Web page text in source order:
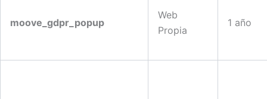
moove_gdpr_popup
Web
Propia
1 año